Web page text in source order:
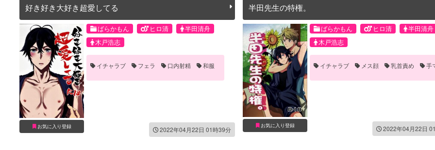
好き好き大好き超愛してる
お気に入り登録
ばらかもん ヒロ清
半田清舟
木戸浩志
イチャラブ フェラ 口内射精 和服
2022年04月22日 01時39分
半田先生の特権。
お気に入り登録
ばらかもん ヒロ清
半田清舟
木戸浩志
イチャラブ メス顔 乳首責め 手
2022年04月22日